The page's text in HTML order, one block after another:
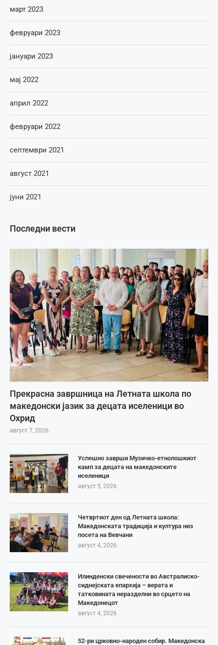
Последни вести
Прекрасна завршница на Летната школа по
македонски јазик за децата иселеници во
Охрид
август 7, 2026
Успешно заврши Музичко-етнолошкиот
камп за децата на македонските
иселеници
август 5, 2026
Четвртиот ден од Летната школа:
Македонската традиција и култура низ
посета на Вевчани
август 4, 2026
Илинденски свечености во Австралиско-
сиднејската епархија – верата и
татковината неразделни во срцето на
Македонецот
август 4, 2026
52-ри црковно-народен собир. Македонска
март 2023
февруари 2023
јануари 2023
мај 2022
април 2022
февруари 2022
септември 2021
август 2021
јуни 2021